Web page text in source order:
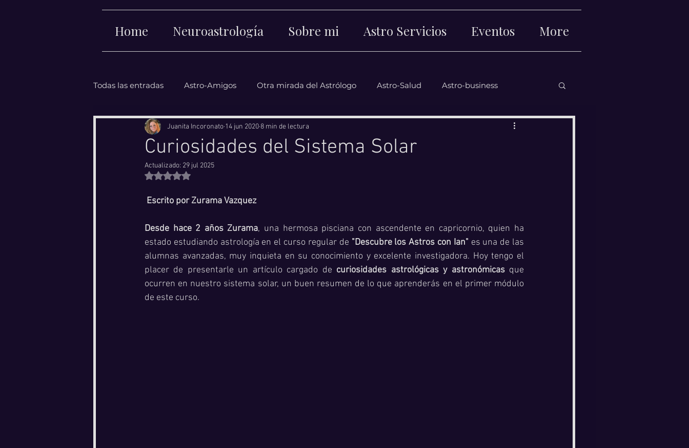
Home Neuroastrología Sobre mi Astro Servicios Eventos More
Todas las entradas Astro-Amigos Otra mirada del Astrólogo Astro-Salud Astro-business
Curiosidades del Sistema Solar
Juanita Incoronato 14 jun 2020 8 min de lectura
Actualizado: 29 jul 2025
Obtuvo NaN de 5 estrellas.
Escrito por Zurama Vazquez
Desde hace 2 años Zurama, una hermosa pisciana con ascendente en capricornio, quien ha
estado estudiando astrología en el curso regular de "Descubre los Astros con Ian" es una de las
alumnas avanzadas, muy inquieta en su conocimiento y excelente investigadora. Hoy tengo el
placer de presentarle un artículo cargado de curiosidades astrológicas y astronómicas que
ocurren en nuestro sistema solar, un buen resumen de lo que aprenderás en el primer módulo
de este curso.